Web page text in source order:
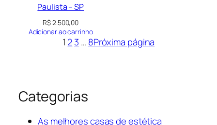
Paulista – SP
R$2.500,00
Adicionar ao carrinho
1 23 … 8Próxima página
Categorias
As melhores casas de estética